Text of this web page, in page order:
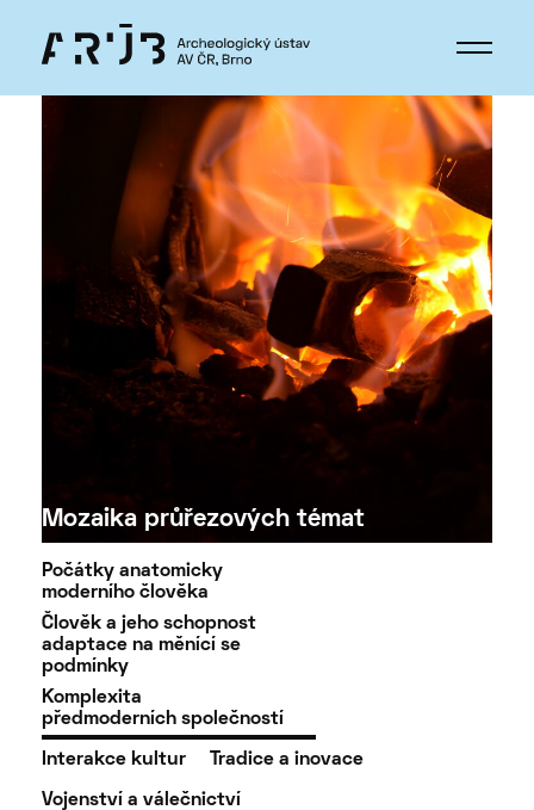
Mozaika průřezových témat
Počátky anatomicky
moderního člověka
Člověk a jeho schopnost
adaptace na měnící se
podmínky
Komplexita
předmoderních společností
Interakce kultur Tradice a inovace
Vojenství a válečnictví